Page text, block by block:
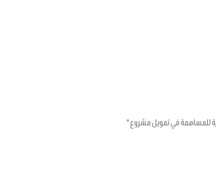
الاقتصادية العربية للمساهمة في تمويل مشروع "